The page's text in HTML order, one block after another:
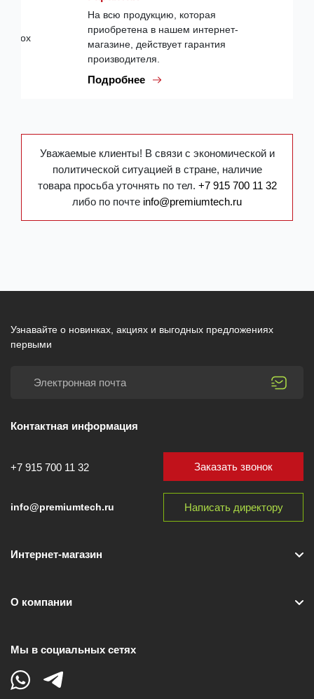
На всю продукцию, которая
приобретена в нашем интернет-
магазине, действует гарантия
производителя.
Подробнее
Уважаемые клиенты! В связи с экономической и
политической ситуацией в стране, наличие
товара просьба уточнять по тел. +7 915 700 11 32
либо по почте info@premiumtech.ru
Узнавайте о новинках, акциях и выгодных предложениях
первыми
Контактная информация
+7 915 700 11 32
info@premiumtech.ru
Заказать звонок
Написать директору
Интернет-магазин
О компании
Мы в социальных сетях